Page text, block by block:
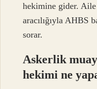
hekimine gider. Aile
aracılığıyla AHBS
sorar.
Askerlik
hekimi ne